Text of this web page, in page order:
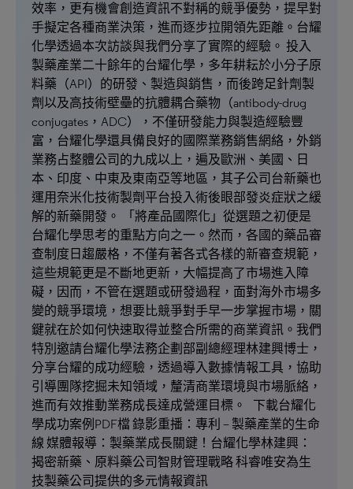
效率，更有機會創造資訊不對稱的競爭優勢，提早對
手擬定各種商業決策，進而逐步拉開領先距離。台耀
化學透過本次訪談與我們分享了實際的經驗。 投入
製藥產業二十餘年的台耀化學，多年耕耘於小分子原
料藥（API）的研發、製造與銷售，而後跨足針劑製
劑以及高技術壁壘的抗體耦合藥物（antibody-drug
conjugates，ADC），不僅研發能力與製造經驗豐
富，台耀化學還具備良好的國際業務銷售網絡，外銷
業務占整體公司的九成以上，遍及歐洲、美國、日
本、印度、中東及東南亞等地區，其子公司台新藥也
運用奈米化技術製劑平台投入術後眼部發炎症狀之緩
解的新藥開發。 「將產品國際化」從選題之初便是
台耀化學思考的重點方向之一。然而，各國的藥品審
查制度日趨嚴格，不僅有著各式各樣的新審查規範，
這些規範更是不斷地更新，大幅提高了市場進入障
礙，因而，不管在選題或研發過程，面對海外市場多
變的競爭環境，想要比競爭對手早一步掌握市場，關
鍵就在於如何快速取得並整合所需的商業資訊。我們
特別邀請台耀化學法務企劃部副總經理林建興博士，
分享台耀的成功經驗，透過導入數據情報工具，協助
引導團隊挖掘未知領域，釐清商業環境與市場脈絡，
進而有效推動業務成長達成營運目標。 下載台耀化
學成功案例PDF檔 錄影重播：專利 – 製藥產業的生命
線 媒體報導：製藥業成長關鍵！台耀化學林建興：
揭密新藥、原料藥公司智財管理戰略 科睿唯安為生
技製藥公司提供的多元情報資訊